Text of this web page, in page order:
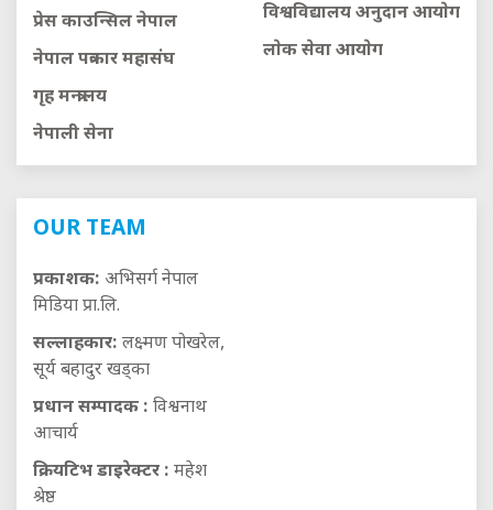
प्रेस काउन्सिल नेपाल
नेपाल पत्रकार महासंघ
गृह मन्त्रालय
नेपाली सेना
विश्वविद्यालय अनुदान आयाेग
लाेक सेवा आयाेग
OUR TEAM
प्रकाशक: अभिसर्ग नेपाल
मिडिया प्रा.लि.
सल्लाहकार: लक्ष्मण पोखरेल,
सूर्य बहादुर खड्का
प्रधान सम्पादक : विश्वनाथ
आचार्य
क्रियटिभ डाइरेक्टर : महेश
श्रेष्ठ